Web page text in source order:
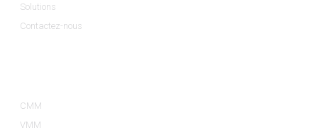
Solutions
Contactez-nous
CMM
VMM